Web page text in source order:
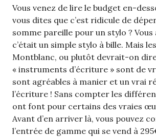
Vous venez de lire le budget en-
vous dites que c’est ridicule de
somme pareille pour un stylo ?
c’était un simple stylo à bille. Mais
Montblanc, ou plutôt devrait-on
« instruments d’écriture » sont de
sont agréables à manier et un vrai
l’écriture ! Sans compter les
ont font pour certains des vraies
Avant d’en arriver là, vous pouvez
l’entrée de gamme qui se vend à